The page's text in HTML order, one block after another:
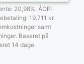
20,98%. ÅOP:
19.711 kr.
samt
Baseret på
14 dage.